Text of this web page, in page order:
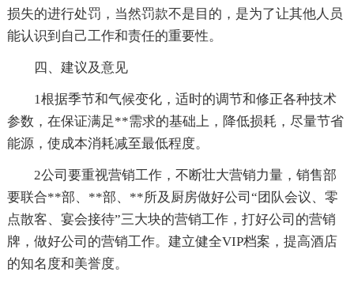
损失的进行处罚，当然罚款不是目的，是为了让其他人员
能认识到自己工作和责任的重要性。
四、建议及意见
1根据季节和气候变化，适时的调节和修正各种技术
参数，在保证满足**需求的基础上，降低损耗，尽量节省
能源，使成本消耗减至最低程度。
2公司要重视营销工作，不断壮大营销力量，销售部
要联合**部、**部、**所及厨房做好公司“团队会议、零
点散客、宴会接待”三大块的营销工作，打好公司的营销
牌，做好公司的营销工作。建立健全VIP档案，提高酒店
的知名度和美誉度。